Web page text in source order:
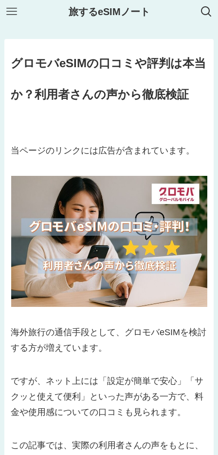
旅するeSIMノート
グロモバeSIMの口コミや評判は本当
か？利用者さんの声から徹底検証
当ページのリンクには広告が含まれています。
海外旅行の通信手段として、グロモバeSIMを検討
する方が増えています。
ですが、ネット上には「設定が簡単で安心」「サ
クッと使えて便利」といった声がある一方で、料
金や使用感についての口コミも見られます。
この記事では、実際の利用者さんの声をもとに、